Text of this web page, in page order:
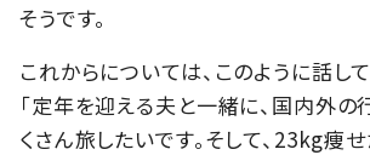
そうです。
これからについては、このように話して
「定年を迎える夫と一緒に、国内外
くさん旅したいです。そして、23kg痩